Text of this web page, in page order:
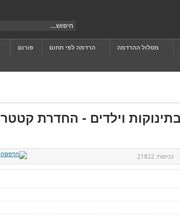
מסלול ההרדמה הרדמה לפי תחום
פורום
וילדים - החדרת קטטר
כניסות: 21822